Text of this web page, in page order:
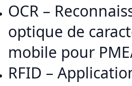
OCR –
optique de
mobile pour
RFID –